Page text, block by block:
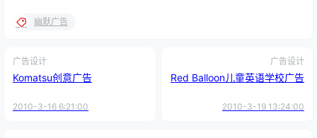
幽默广告
广告设计
Komatsu创意广告
2010-3-16 6:21:00
广告设计
Red Balloon儿童英语学校广告
2010-3-19 13:24:00